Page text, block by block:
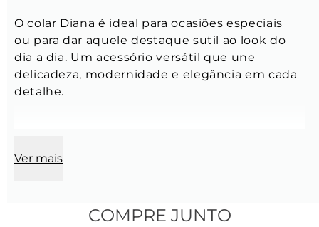
O colar Diana é ideal para ocasiões especiais
ou para dar aquele destaque sutil ao look do
dia a dia. Um acessório versátil que une
delicadeza, modernidade e elegância em cada
detalhe.
Comprimento:
Ver mais
COMPRE JUNTO